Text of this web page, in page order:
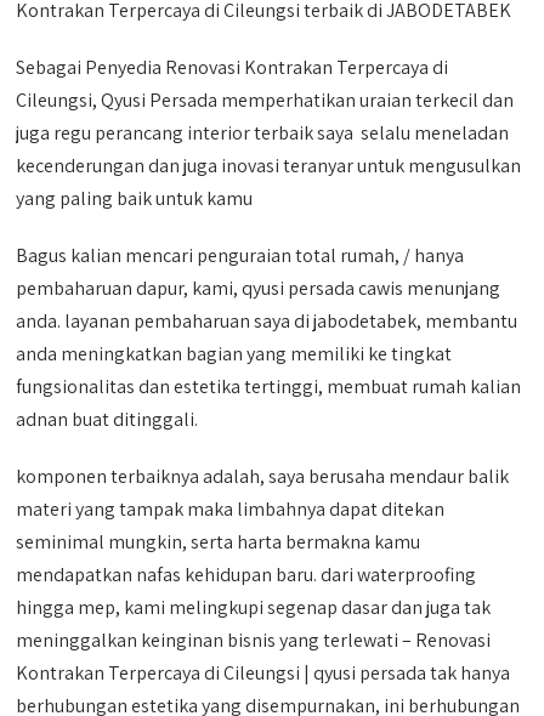
Kontrakan Terpercaya di Cileungsi terbaik di JABODETABEK
Sebagai Penyedia Renovasi Kontrakan Terpercaya di
Cileungsi, Qyusi Persada memperhatikan uraian terkecil dan
juga regu perancang interior terbaik saya selalu meneladan
kecenderungan dan juga inovasi teranyar untuk mengusulkan
yang paling baik untuk kamu
Bagus kalian mencari penguraian total rumah, / hanya
pembaharuan dapur, kami, qyusi persada cawis menunjang
anda. layanan pembaharuan saya di jabodetabek, membantu
anda meningkatkan bagian yang memiliki ke tingkat
fungsionalitas dan estetika tertinggi, membuat rumah kalian
adnan buat ditinggali.
komponen terbaiknya adalah, saya berusaha mendaur balik
materi yang tampak maka limbahnya dapat ditekan
seminimal mungkin, serta harta bermakna kamu
mendapatkan nafas kehidupan baru. dari waterproofing
hingga mep, kami melingkupi segenap dasar dan juga tak
meninggalkan keinginan bisnis yang terlewati – Renovasi
Kontrakan Terpercaya di Cileungsi | qyusi persada tak hanya
berhubungan estetika yang disempurnakan, ini berhubungan